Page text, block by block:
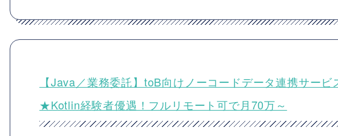
【Java／業務委託】toB向けノーコードデータ連携サー
★Kotlin経験者優遇！フルリモート可で月70万～